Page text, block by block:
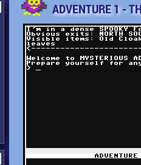
ADVENTURE 1 -